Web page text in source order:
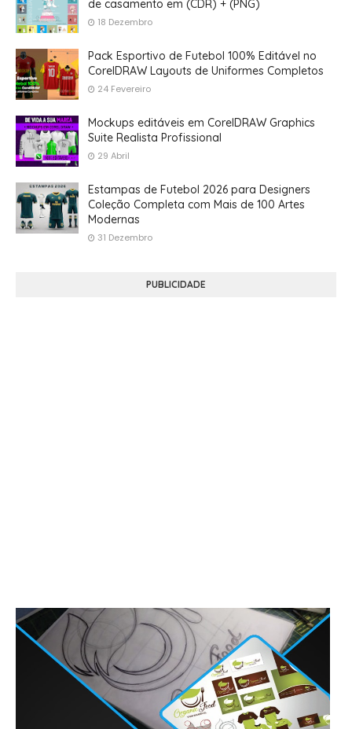
de casamento em (CDR) + (PNG)
18 Dezembro
Pack Esportivo de Futebol 100% Editável no
CorelDRAW Layouts de Uniformes Completos
24 Fevereiro
Mockups editáveis em CorelDRAW Graphics
Suite Realista Profissional
29 Abril
Estampas de Futebol 2026 para Designers
Coleção Completa com Mais de 100 Artes
Modernas
31 Dezembro
PUBLICIDADE